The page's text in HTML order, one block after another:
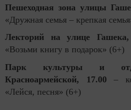
Пешеходная зона улицы
«Дружная семья – крепкая
Лекторий на улице
«Возьми книгу в подарок» (6+)
Парк культуры и
Красноармейской, 17.00 –
«Лейся, песня» (6+)